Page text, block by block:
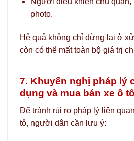
photo.
Hệ quả không chỉ dừng lại ở
còn có thể mất toàn bộ giá trị
7. Khuyến nghị pháp lý
dụng và mua bán xe ô tô
Để tránh rủi ro pháp lý liên
tô, người dân cần lưu ý: